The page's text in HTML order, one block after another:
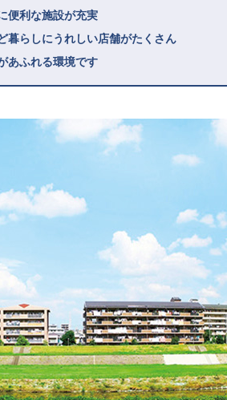
便利な施設が充実
暮らしにうれしい店舗がたくさん
あふれる環境です